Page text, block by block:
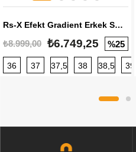
Rs-X Efekt Gradient Erkek Sneaker
₺8.999,00 ₺6.749,25 %25
36 37 37,5 38 38,5 39